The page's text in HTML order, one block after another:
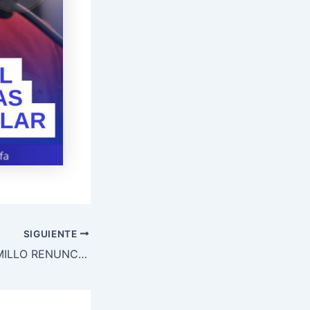
SIGUIENTE
CAROLINA JARAMILLO RENUNCIA COMO VOCERA DEL GOBIERNO DE DANIEL NOBOA.